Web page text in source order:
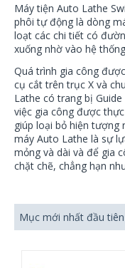
Máy tiện Auto Lathe
phôi tự động là dòng
loạt các chi tiết có
xuống nhờ vào hệ
Quá trình gia công
cụ cắt trên trục X và
Lathe có trang bị
việc gia công được
giúp loại bỏ hiện tượng
máy Auto Lathe là sự
mỏng và dài và để gia
chặt chẽ, chẳng hạn
Mục mới nhất đầu tiên